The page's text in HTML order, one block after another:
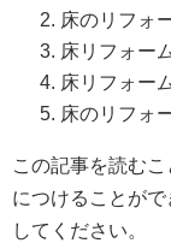
床のリフォ
床リフォー
床リフォー
床のリフォ
この記事を読む
につけることが
してください。